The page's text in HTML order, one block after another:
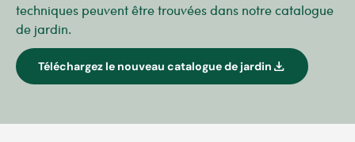
techniques peuvent être trouvées dans notre catalogue
de jardin.
Téléchargez le nouveau catalogue de jardin download